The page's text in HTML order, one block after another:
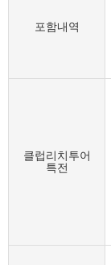
포함내역
클럽리치투어
특전